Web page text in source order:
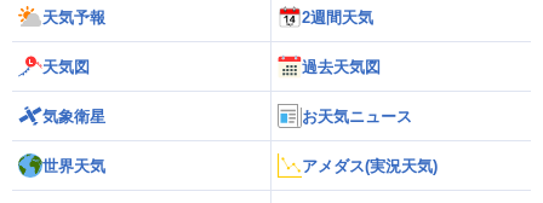
天気予報 2週間天気
天気図 過去天気図
気象衛星 お天気ニュース
世界天気 アメダス(実況天気)